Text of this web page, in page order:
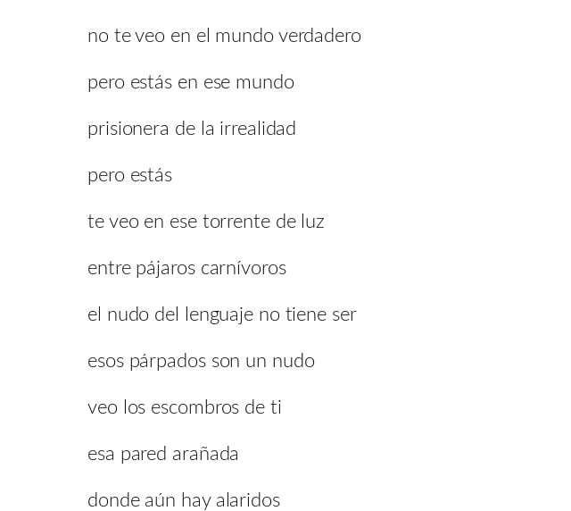
no te veo en el mundo verdadero
pero estás en ese mundo
prisionera de la irrealidad
pero estás
te veo en ese torrente de luz
entre pájaros carnívoros
el nudo del lenguaje no tiene ser
esos párpados son un nudo
veo los escombros de ti
esa pared arañada
donde aún hay alaridos